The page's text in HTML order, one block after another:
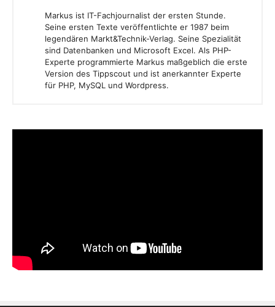
Markus ist IT-Fachjournalist der ersten Stunde.
Seine ersten Texte veröffentlichte er 1987 beim
legendären Markt&Technik-Verlag. Seine Spezialität
sind Datenbanken und Microsoft Excel. Als PHP-
Experte programmierte Markus maßgeblich die erste
Version des Tippscout und ist anerkannter Experte
für PHP, MySQL und Wordpress.